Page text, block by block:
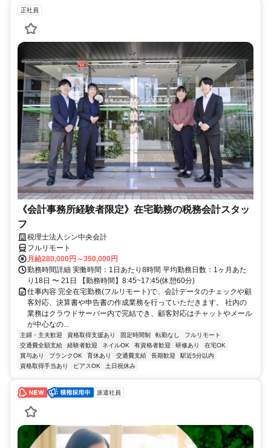
正社員
《会計事務所経験者限定》在宅勤務の税務会計スタッ
フ
税理士法人シン中央会計
フルリモート
月給280,000円～350,000円
勤務時間詳細 実働時間：1日あたり8時間 平均勤務日数：1ヶ月あた
り18日 〜 21日 【勤務時間】8:45~17:45(休憩60分)
仕事内容 完全在宅勤務(フルリモート)で、会計データのチェックや顧
客対応、決算書や申告書の作成業務を行っていただきます。 社内の
業務はクラウドサーバー内で完結でき、顧客対応はチャットやメール
が中心なの...
主婦・主夫歓迎 資格取得支援あり 固定時間制 転勤なし
フルリモート
交通費全額支給
経験者歓迎 ネイルOK 有資格者歓迎 研修あり
在宅OK
賞与あり
ブランクOK 育休あり 交通費支給 長期歓迎
駅近5分以内
資格取得手当あり
ピアスOK 土日祝休み
派遣社員